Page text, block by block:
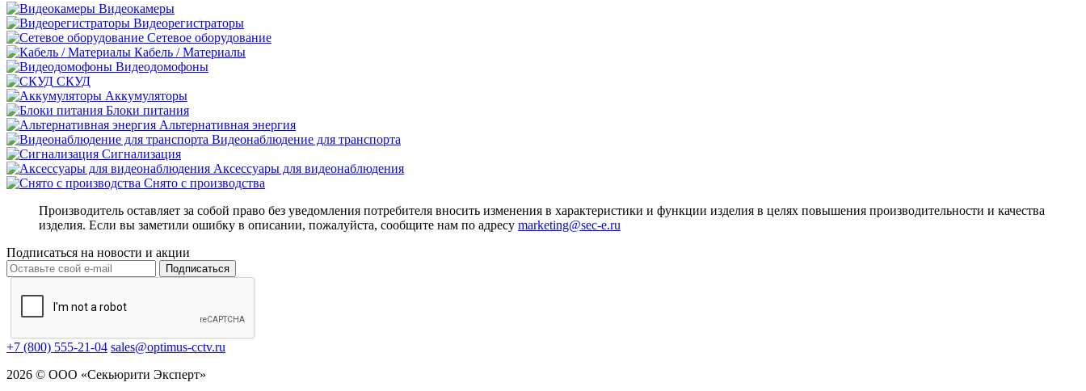
Видеокамеры
Видеорегистраторы
Сетевое оборудование
Кабель / Материалы
Видеодомофоны
СКУД
Аккумуляторы
Блоки питания
Альтернативная энергия
Видеонаблюдение для транспорта
Сигнализация
Аксессуары для видеонаблюдения
Снято с производства
Производитель оставляет за собой право без уведомления потребителя вносить изменения в характеристики и функции изделия в целях повышения производительности и качества
изделия. Если вы заметили ошибку в описании, пожалуйста, сообщите нам по адресу marketing@sec-e.ru
Подписаться на новости и акции
Подписаться
+7 (800) 555-21-04 sales@optimus-cctv.ru
2026 © ООО «Секьюрити Эксперт»